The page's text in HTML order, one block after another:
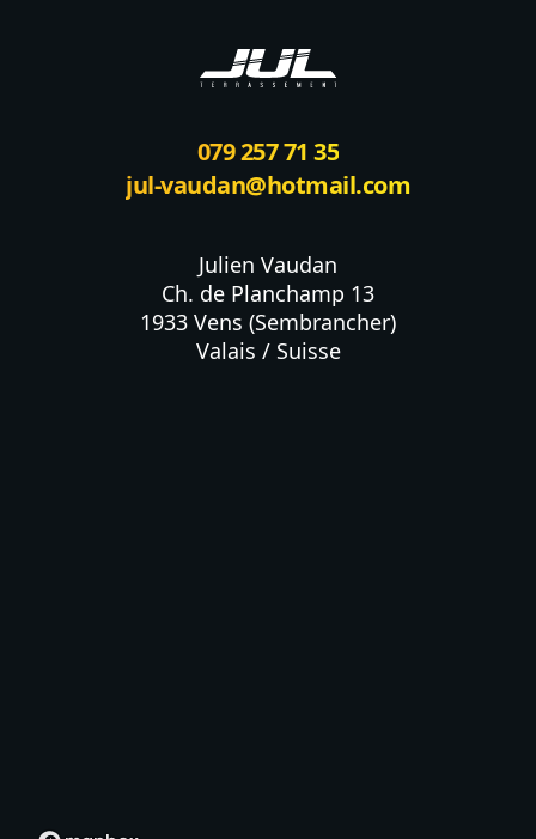
079 257 71 35
jul-vaudan@hotmail.com
Julien Vaudan
Ch. de Planchamp 13
1933 Vens (Sembrancher)
Valais / Suisse